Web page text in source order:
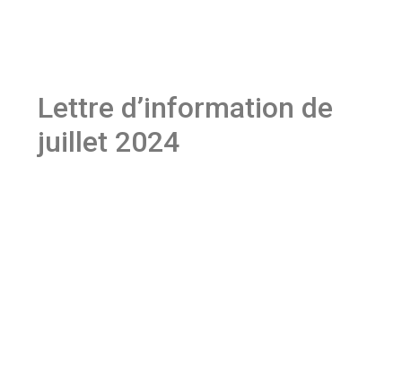
Lettre d’information de
juillet 2024